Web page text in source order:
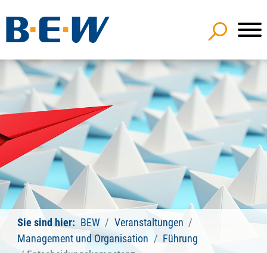
Sie sind hier: BEW
Veranstaltungen
Management und Organisation
Führung